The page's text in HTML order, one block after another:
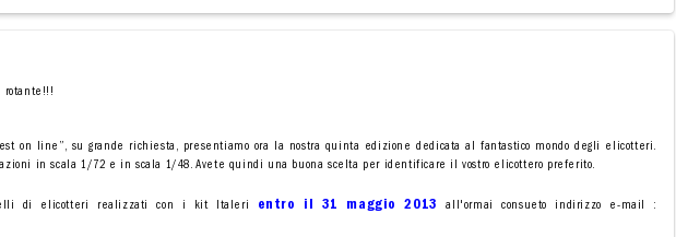
rotante!!!
on line”, su grande richiesta, presentiamo ora la nostra quinta edizione dedicata al fantastico mondo degli elicotteri.
in scala 1/72 e in scala 1/48. Avete quindi una buona scelta per identificare il vostro elicottero preferito.
di elicotteri realizzati con i kit Italeri entro il 31 maggio 2013 all'ormai consueto indirizzo e-mail :